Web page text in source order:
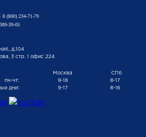
8 (800) 234-71-79
39-05
д.104
3 стр. 1 офис 224
Москва
СПб
пн-чт:
9-18
8-17
дни:
9-17 8-16